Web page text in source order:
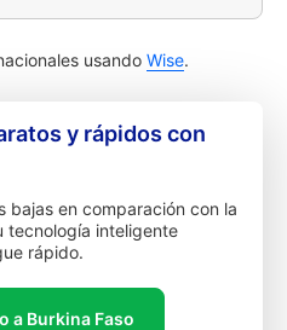
usando Wise.
y rápidos con
bajas en comparación con la
tecnología inteligente
rápido.
a Burkina Faso